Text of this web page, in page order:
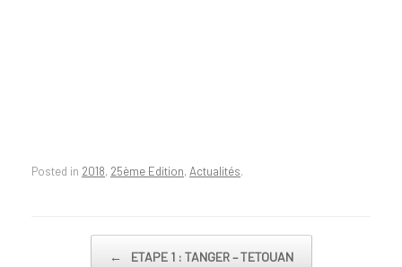
Posted in 2018, 25ème Edition, Actualités.
← ETAPE 1 : TANGER – TETOUAN